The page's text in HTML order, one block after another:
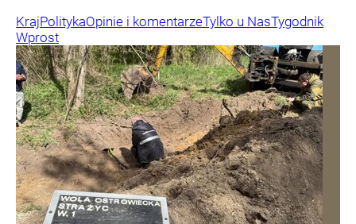
KrajPolitykaOpinie i komentarzeTylko u NasTygodnik
Wprost